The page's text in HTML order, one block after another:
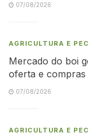
07/08/2026
AGRICULTURA E
Mercado do boi
oferta e
07/08/2026
AGRICULTURA E